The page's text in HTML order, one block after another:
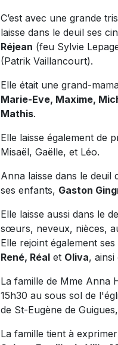
C’est avec une grande
laisse dans le deuil ses
Réjean (feu Sylvie
(Patrik Vaillancourt).
Elle était une grand-
Marie-Eve, Maxime,
Mathis.
Elle laisse également de
Misaël, Gaëlle, et Léo.
Anna laisse dans le deuil
ses enfants, Gaston
Elle laisse aussi dans le
sœurs, neveux, nièces,
Elle rejoint également
René, Réal et Oliva,
La famille de Mme Anna
15h30 au sous sol de
de St-Eugène de
La famille tient à